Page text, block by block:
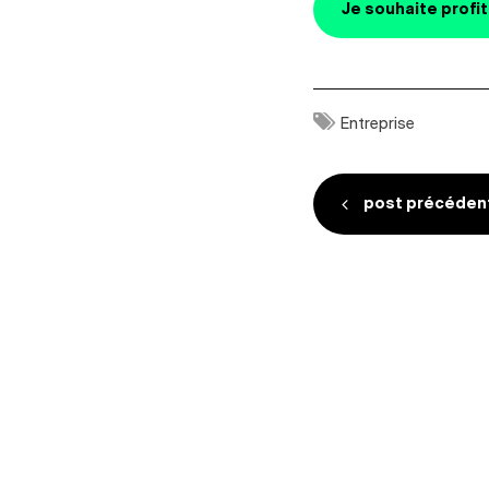
Je souhaite
Entreprise
post